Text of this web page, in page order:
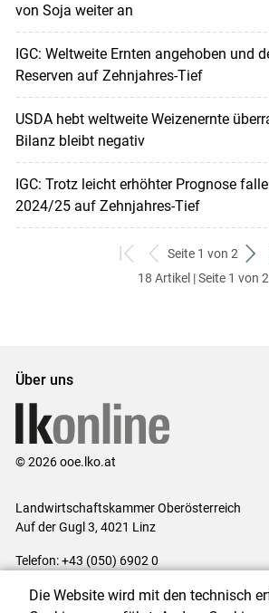
von Soja weiter an
IGC: Weltweite Ernten angehoben und
Reserven auf Zehnjahres-Tief
USDA hebt weltweite Weizenernte
Bilanz bleibt negativ
IGC: Trotz leicht erhöhter Prognose
2024/25 auf Zehnjahres-Tief
zum
ersten
zurück
zum
Seite 1 von 2
zum
18 Artikel | Seite 1 von 2
Über uns
© 2026 ooe.lko.at
Landwirtschaftskammer Oberösterreich
Auf der Gugl 3, 4021 Linz
Telefon: +43 (050) 6902 0
Die Website wird mit den technisch